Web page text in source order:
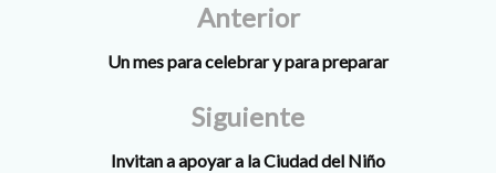
Anterior
Un mes para celebrar y para preparar
Siguiente
Invitan a apoyar a la Ciudad del Niño